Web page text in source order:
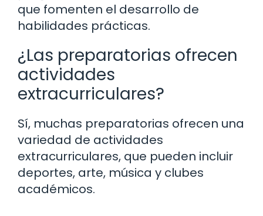
que fomenten el desarrollo de
habilidades prácticas.
¿Las preparatorias ofrecen
actividades
extracurriculares?
Sí, muchas preparatorias ofrecen una
variedad de actividades
extracurriculares, que pueden incluir
deportes, arte, música y clubes
académicos.